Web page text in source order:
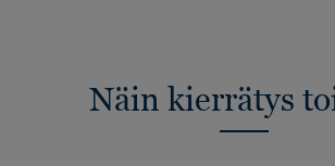
Näin kierrätys